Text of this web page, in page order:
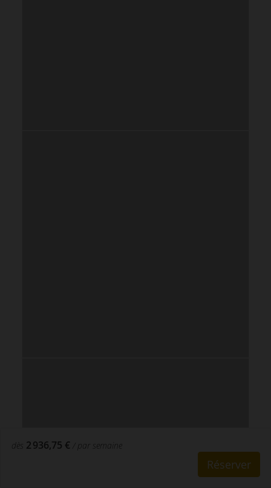
dès 2 936,75 € / par semaine
Réserver